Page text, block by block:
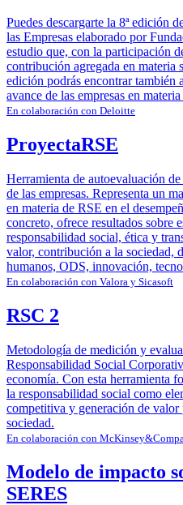
Puedes descargarte la 8ª edición
las Empresas elaborado por
estudio que, con la participación
contribución agregada en materia
edición podrás encontrar también
avance de las empresas en
En colaboración con Deloitte
ProyectaRSE
Herramienta de autoevaluación
de las empresas. Representa un
en materia de RSE en el
concreto, ofrece resultados sobre
responsabilidad social, ética y
valor, contribución a la sociedad,
humanos, ODS, innovación,
En colaboración con Valora y Sicasoft
RSC 2
Metodología de medición y
Responsabilidad Social
economía. Con esta herramienta
la responsabilidad social como
competitiva y generación de valor
sociedad.
En colaboración con
Modelo de impacto
SERES